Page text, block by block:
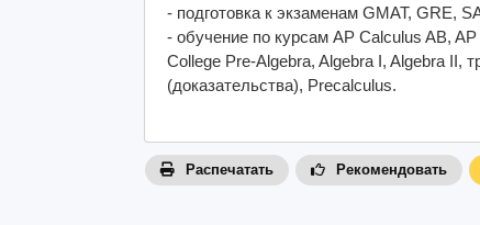
- подготовка к экзаменам GMAT, GRE,
- обучение по курсам AP Calculus AB,
College Pre-Algebra, Algebra I, Algebra II,
(доказательства), Precalculus.
Распечатать Рекомендовать